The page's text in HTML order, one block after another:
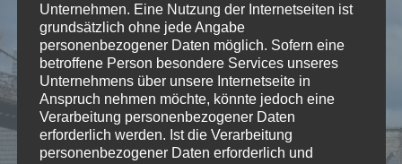
Stück für E-Piano, Schwyzerörgeli, Bass,
Schlagzeug
Post navigation
←noch einen
Länntisch
Unternehmen. Eine Nutzung der Internetseiten ist
grundsätzlich ohne jede Angabe
personenbezogener Daten möglich. Sofern eine
betroffene Person besondere Services unseres
Unternehmens über unsere Internetseite in
Anspruch nehmen möchte, könnte jedoch eine
Verarbeitung personenbezogener Daten
erforderlich werden. Ist die Verarbeitung
personenbezogener Daten erforderlich und